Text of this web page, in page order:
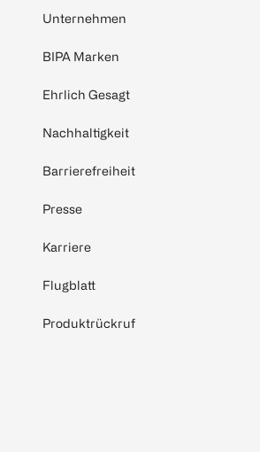
Unternehmen
BIPA Marken
Ehrlich Gesagt
Nachhaltigkeit
Barrierefreiheit
Presse
Karriere
Flugblatt
Produktrückruf